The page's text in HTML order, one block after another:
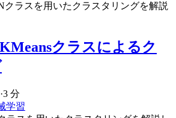
クラスを用いたクラスタリングを解説
クラスによるク
·3 分
学習